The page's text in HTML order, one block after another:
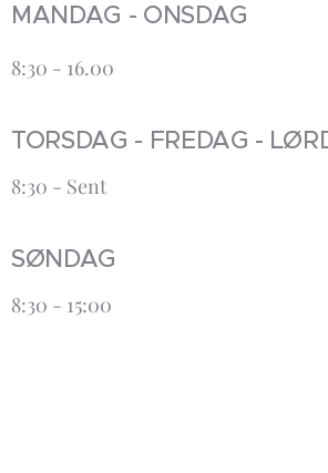
MANDAG - ONSDAG
8:30 - 16.00
TORSDAG - FREDAG -
8:30 - Sent
SØNDAG
8:30 - 15:00